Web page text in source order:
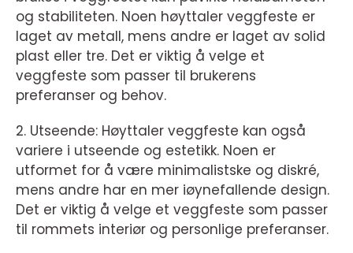
og stabiliteten. Noen høyttaler veggfeste er
laget av metall, mens andre er laget av solid
plast eller tre. Det er viktig å velge et
veggfeste som passer til brukerens
preferanser og behov.
2. Utseende: Høyttaler veggfeste kan også
variere i utseende og estetikk. Noen er
utformet for å være minimalistske og diskré,
mens andre har en mer iøynefallende design.
Det er viktig å velge et veggfeste som passer
til rommets interiør og personlige preferanser.